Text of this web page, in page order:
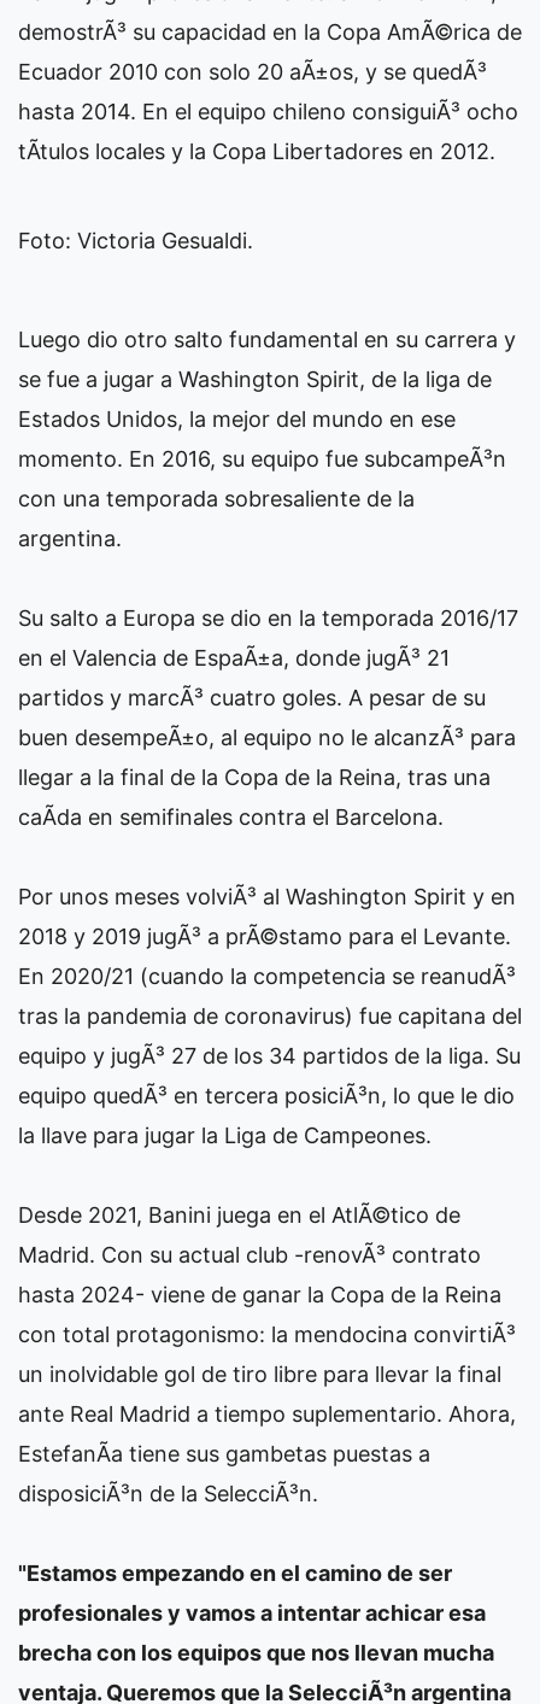
demostrÃ³ su capacidad en la Copa AmÃ©rica de
Ecuador 2010 con solo 20 aÃ±os, y se quedÃ³
hasta 2014. En el equipo chileno consiguiÃ³ ocho
tÃ­tulos locales y la Copa Libertadores en 2012.
Foto: Victoria Gesualdi.
Luego dio otro salto fundamental en su carrera y
se fue a jugar a Washington Spirit, de la liga de
Estados Unidos, la mejor del mundo en ese
momento. En 2016, su equipo fue subcampeÃ³n
con una temporada sobresaliente de la
argentina.
Su salto a Europa se dio en la temporada 2016/17
en el Valencia de EspaÃ±a, donde jugÃ³ 21
partidos y marcÃ³ cuatro goles. A pesar de su
buen desempeÃ±o, al equipo no le alcanzÃ³ para
llegar a la final de la Copa de la Reina, tras una
caÃ­da en semifinales contra el Barcelona.
Por unos meses volviÃ³ al Washington Spirit y en
2018 y 2019 jugÃ³ a prÃ©stamo para el Levante.
En 2020/21 (cuando la competencia se reanudÃ³
tras la pandemia de coronavirus) fue capitana del
equipo y jugÃ³ 27 de los 34 partidos de la liga. Su
equipo quedÃ³ en tercera posiciÃ³n, lo que le dio
la llave para jugar la Liga de Campeones.
Desde 2021, Banini juega en el AtlÃ©tico de
Madrid. Con su actual club -renovÃ³ contrato
hasta 2024- viene de ganar la Copa de la Reina
con total protagonismo: la mendocina convirtiÃ³
un inolvidable gol de tiro libre para llevar la final
ante Real Madrid a tiempo suplementario. Ahora,
EstefanÃ­a tiene sus gambetas puestas a
disposiciÃ³n de la SelecciÃ³n.
"Estamos empezando en el camino de ser
profesionales y vamos a intentar achicar esa
brecha con los equipos que nos llevan mucha
ventaja. Queremos que la SelecciÃ³n argentina